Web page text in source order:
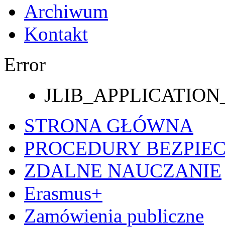
Archiwum
Kontakt
Error
STRONA GŁÓWNA
PROCEDURY
ZDALNE NAUCZANIE
Erasmus+
Zamówienia publiczne